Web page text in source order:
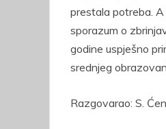
prestala potreba. A
sporazum o
godine uspješno
srednjeg
Razgovarao: S.